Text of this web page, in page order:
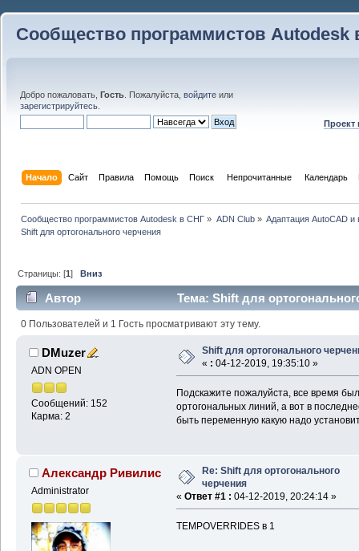
Сообщество программистов Autodesk
Добро пожаловать, Гость . Пожалуйста, войдите или
зарегистрируйтесь
Проект
Начало Сайт Правила Помощь Поиск Непрочитанные Календарь
Сообщество программистов Autodesk в СНГ » ADN Club» Адаптация AutoCAD и
Shift для ортогонального черчения
Страницы: [1]Вниз
Автор Тема: Shift для
0 Пользователей и 1 Гость просматривают эту тему.
DMuzer
ADN OPEN
Сообщений: 152
Карма: 2
Shift для ортогонального
« : 04-12-2019, 19:35:10 »
Подскажите пожалуйста, все время
ортогональных линий, а вот в
быть переменную какую надо
Александр Ривилис
Administrator
Re: Shift для ортогонального
черчения
« Ответ #1 : 04-12-2019, 20:24:14 »
TEMPOVERRIDES в 1